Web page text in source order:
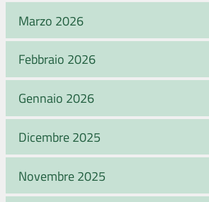
Marzo 2026
Febbraio 2026
Gennaio 2026
Dicembre 2025
Novembre 2025